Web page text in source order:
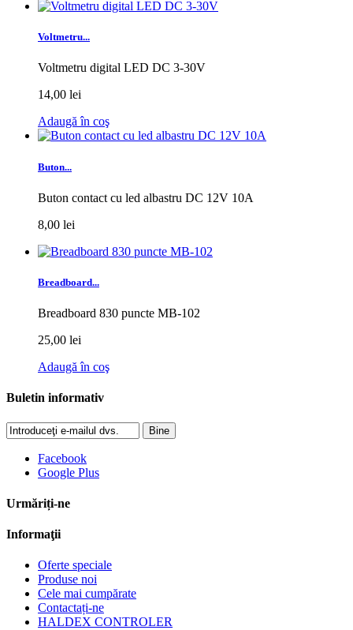
Voltmetru...
Voltmetru digital LED DC 3-30V
14,00 lei
Adaugă în coş
Buton...
Buton contact cu led albastru DC 12V 10A
8,00 lei
Breadboard...
Breadboard 830 puncte MB-102
25,00 lei
Adaugă în coş
Buletin informativ
Bine
Facebook
Google Plus
Urmăriți-ne
Informaţii
Oferte speciale
Produse noi
Cele mai cumpărate
Contactați-ne
HALDEX CONTROLER